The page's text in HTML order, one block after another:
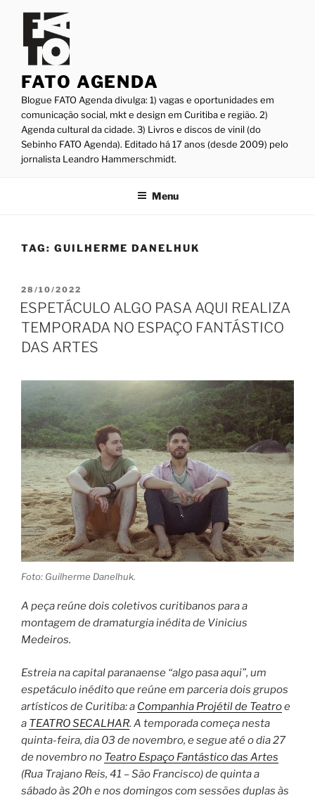
conteúdo
FATO AGENDA
Blogue FATO Agenda divulga: 1) vagas e oportunidades em
comunicação social, mkt e design em Curitiba e região. 2)
Agenda cultural da cidade. 3) Livros e discos de vinil (do
Sebinho FATO Agenda). Editado há 17 anos (desde 2009) pelo
jornalista Leandro Hammerschmidt.
Menu
TAG: GUILHERME DANELHUK
PUBLICADO
EM
28/10/2022
ESPETÁCULO ALGO PASA AQUI REALIZA
TEMPORADA NO ESPAÇO FANTÁSTICO
DAS ARTES
Foto: Guilherme Danelhuk.
A peça reúne dois coletivos curitibanos para a
montagem de dramaturgia inédita de Vinicius
Medeiros.
Estreia na capital paranaense “algo pasa aqui”, um
espetáculo inédito que reúne em parceria dois grupos
artísticos de Curitiba: a Companhia Projétil de Teatroe
a TEATRO SECALHAR. A temporada começa nesta
quinta-feira, dia 03 de novembro, e segue até o dia 27
de novembro no Teatro Espaço Fantástico das Artes
(Rua Trajano Reis, 41 – São Francisco) de quinta a
sábado às 20h e nos domingos com sessões duplas às